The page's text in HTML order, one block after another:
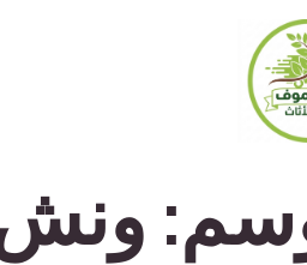
ونش